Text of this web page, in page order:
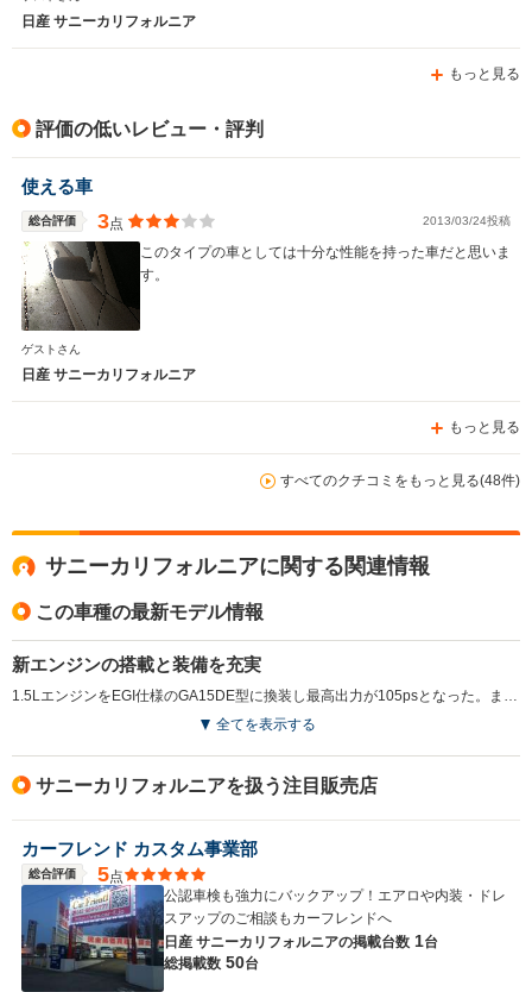
排気量
駆動方式 FF、4WD FF、4WD FF、4WD
日産 サニーカリフォルニア
もっと見る
評価の低いレビュー・評判
使える車
総合評価 3点 2013/03/24投稿
このタイプの車としては十分な性能を持った車だと思いま
す。
ゲストさん
日産 サニーカリフォルニア
もっと見る
すべてのクチコミをもっと見る(48件)
サニーカリフォルニアに関する関連情報
この車種の最新モデル情報
新エンジンの搭載と装備を充実
全てを表示する
サニーカリフォルニアを扱う注目販売店
カーフレンド カスタム事業部
総合評価 5点
公認車検も強力にバックアップ！エアロや内装・ドレ
スアップのご相談もカーフレンドへ
日産 サニーカリフォルニアの掲載台数 1台
総掲載数 50台